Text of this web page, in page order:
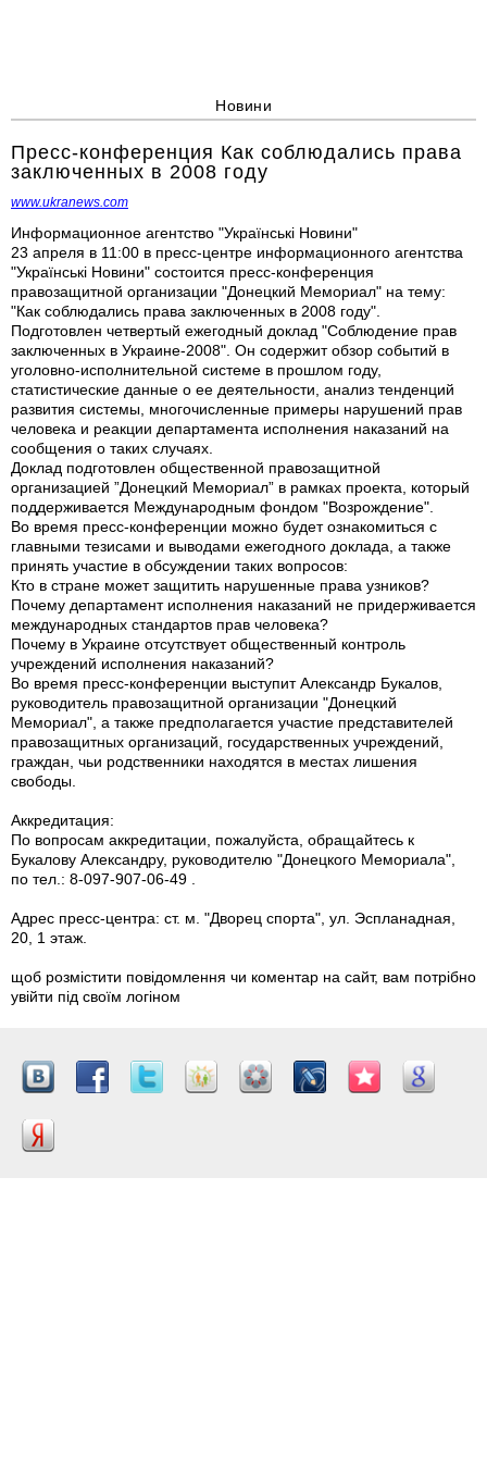
Новини
Пресс-конференция Как соблюдались права
заключенных в 2008 году
www.ukranews.com
Информационное агентство "Українські Новини"
23 апреля в 11:00 в пресс-центре информационного агентства
"Українські Новини" состоится пресс-конференция
правозащитной организации "Донецкий Мемориал" на тему:
"Как соблюдались права заключенных в 2008 году".
Подготовлен четвертый ежегодный доклад "Соблюдение прав
заключенных в Украине-2008". Он содержит обзор событий в
уголовно-исполнительной системе в прошлом году,
статистические данные о ее деятельности, анализ тенденций
развития системы, многочисленные примеры нарушений прав
человека и реакции департамента исполнения наказаний на
сообщения о таких случаях.
Доклад подготовлен общественной правозащитной
организацией ”Донецкий Мемориал” в рамках проекта, который
поддерживается Международным фондом "Возрождение".
Во время пресс-конференции можно будет ознакомиться с
главными тезисами и выводами ежегодного доклада, а также
принять участие в обсуждении таких вопросов:
Кто в стране может защитить нарушенные права узников?
Почему департамент исполнения наказаний не придерживается
международных стандартов прав человека?
Почему в Украине отсутствует общественный контроль
учреждений исполнения наказаний?
Во время пресс-конференции выступит Александр Букалов,
руководитель правозащитной организации "Донецкий
Мемориал", а также предполагается участие представителей
правозащитных организаций, государственных учреждений,
граждан, чьи родственники находятся в местах лишения
свободы.
Аккредитация:
По вопросам аккредитации, пожалуйста, обращайтесь к
Букалову Александру, руководителю "Донецкого Мемориала",
по тел.: 8-097-907-06-49 .
Адрес пресс-центра: ст. м. "Дворец спорта", ул. Эспланадная,
20, 1 этаж.
щоб розмістити повідомлення чи коментар на сайт, вам потрібно
увійти під своїм логіном